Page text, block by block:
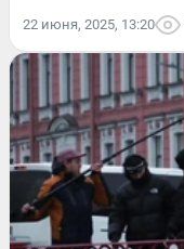
22 июня, 2025, 13:20